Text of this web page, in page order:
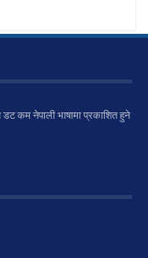
डट कम नेपाली भाषामा प्रकाशित हुने